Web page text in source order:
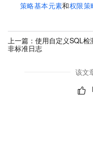
策略基本元素和权限策
上一篇： 使用自定义SQL检
非标准日志
该文